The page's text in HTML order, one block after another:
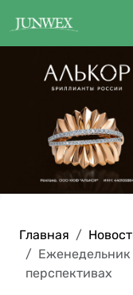
Главная
Еженедельник
перспективах